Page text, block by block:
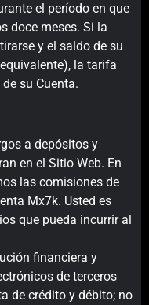
el período en que
doce meses. Si la
y el saldo de su
la tarifa
su Cuenta.
a depósitos y
en el Sitio Web. En
las comisiones de
Mx7k. Usted es
que pueda incurrir al
financiera y
de terceros
de crédito y débito; no